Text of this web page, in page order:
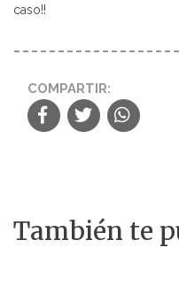
caso!!
COMPARTIR:
También te